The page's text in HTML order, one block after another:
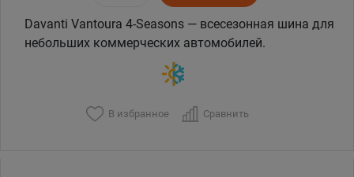
Davanti Vantoura 4-Seasons — всесезонная шина для
небольших коммерческих автомобилей.
В избранное Сравнить